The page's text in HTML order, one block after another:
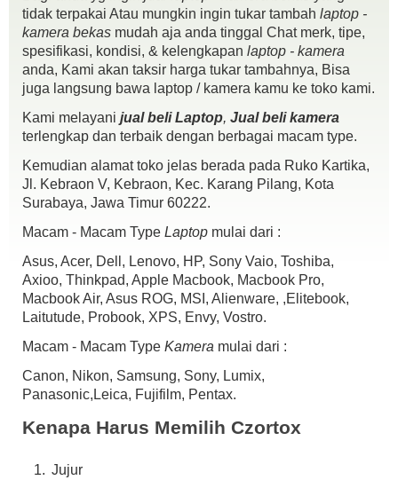
Macbook Pro MD313 Core i5 2,4Ghz
Spek :
Ram 4 gb ddr3
Hdd 500 gb
VGA Intel HD
webcam,wifi, bluethot
led 13″
OS Elcapitan
fisik mulus 97% Mulus Terawat
mesin normal semua.,
batre 4 Jam Lebih ..,
Pembelian 2015
Kelengkapan :
batre
magsafe
yang g da jangan di tanya,.,.,!!!
Harga Alhamdulillah SOLD .., Gan siapa cepat dy dapat ,.,
tidak terpakai Atau mungkin ingin tukar tambah laptop -
kamera bekas mudah aja anda tinggal Chat merk, tipe,
spesifikasi, kondisi, & kelengkapan laptop - kamera
anda, Kami akan taksir harga tukar tambahnya, Bisa
juga langsung bawa laptop / kamera kamu ke toko kami.
Kami melayani jual beli Laptop, Jual beli kamera
terlengkap dan terbaik dengan berbagai macam type.
Kemudian alamat toko jelas berada pada Ruko Kartika,
Jl. Kebraon V, Kebraon, Kec. Karang Pilang, Kota
Surabaya, Jawa Timur 60222.
Macam - Macam Type Laptop mulai dari :
Asus, Acer, Dell, Lenovo, HP, Sony Vaio, Toshiba,
Axioo, Thinkpad, Apple Macbook, Macbook Pro,
Macbook Air, Asus ROG, MSI, Alienware, ,Elitebook,
Laitutude, Probook, XPS, Envy, Vostro.
Macam - Macam Type Kamera mulai dari :
Canon, Nikon, Samsung, Sony, Lumix,
Panasonic,Leica, Fujifilm, Pentax.
Kenapa Harus Memilih Czortox
Jujur